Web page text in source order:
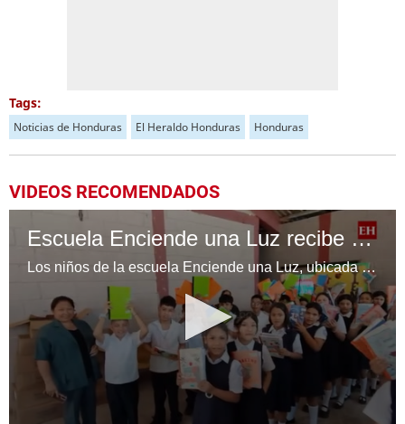
Tags:
Noticias de Honduras El Heraldo Honduras Honduras
VIDEOS RECOMENDADOS
Escuela Enciende una Luz recibe cuadernos Quick, gracias a la Maratón del Saber
Los niños de la escuela Enciende una Luz, ubicada en la colonia Altos de Santa Rosa, al sur de Tegucigalpa, recibieron cuadernos Quick como parte de la Campaña Maratón del Saber.